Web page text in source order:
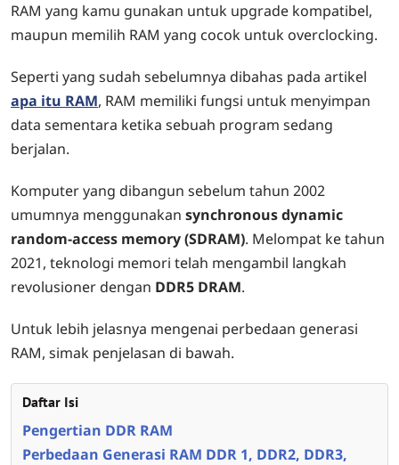
RAM yang kamu gunakan untuk upgrade kompatibel,
maupun memilih RAM yang cocok untuk overclocking.
Seperti yang sudah sebelumnya dibahas pada artikel
apa itu RAM, RAM memiliki fungsi untuk menyimpan
data sementara ketika sebuah program sedang
berjalan.
Komputer yang dibangun sebelum tahun 2002
umumnya menggunakan synchronous dynamic
random-access memory (SDRAM). Melompat ke tahun
2021, teknologi memori telah mengambil langkah
revolusioner dengan DDR5 DRAM.
Untuk lebih jelasnya mengenai perbedaan generasi
RAM, simak penjelasan di bawah.
Daftar Isi
Pengertian DDR RAM
Perbedaan Generasi RAM DDR 1, DDR2, DDR3,